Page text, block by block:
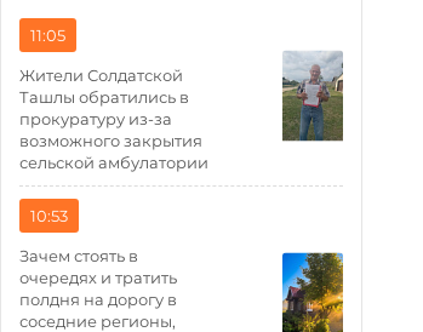
11:05
Жители Солдатской
Ташлы обратились в
прокуратуру из-за
возможного закрытия
сельской амбулатории
10:53
Зачем стоять в
очередях и тратить
полдня на дорогу в
соседние регионы,